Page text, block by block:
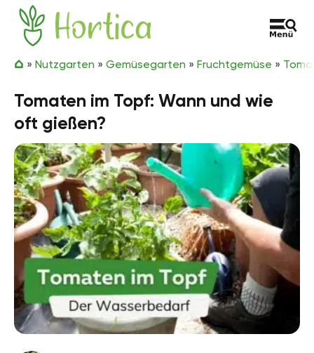
Zum Inhalt springen
Hortica
» Nutzgarten » Gemüsegarten » Fruchtgemüse »
Tomaten im Topf: Wann und wie
oft gießen?